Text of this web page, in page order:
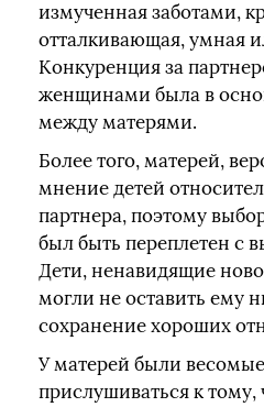
измученная заботами,
отталкивающая, умная
Конкуренция за
женщинами была в
между матерями.
Более того, матерей,
мнение детей
партнера, поэтому
был быть переплетен с
Дети, ненавидящие
могли не оставить ему
сохранение хороших
У матерей были
прислушиваться к тому,